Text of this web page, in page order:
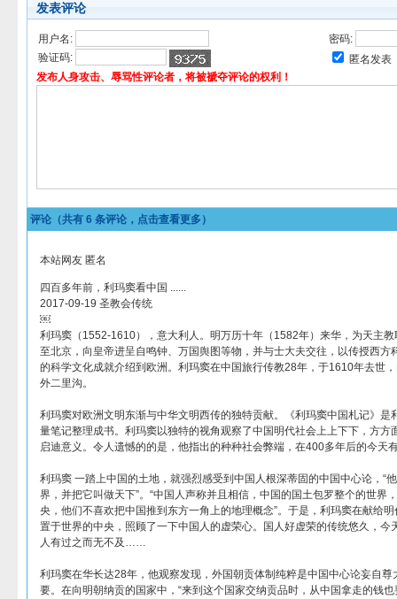
发表评论
用户名:
密码:
验证码:
匿名发表
发布人身攻击、辱骂性评论者，将被褫夺评论的权利！
评论（共有 6 条评论，点击查看更多）
本站网友 匿名
四百多年前，利玛窦看中国 ......
2017-09-19 圣教会传统
￼
利玛窦（1552-1610），意大利人。明万历十年（1582年）来华，为天主
至北京，向皇帝进呈自鸣钟、万国舆图等物，并与士大夫交往，以传授西方
的科学文化成就介绍到欧洲。利玛窦在中国旅行传教28年，于1610年去世
外二里沟。
利玛窦对欧洲文明东渐与中华文明西传的独特贡献。《利玛窦中国札记》是
量笔记整理成书。利玛窦以独特的视角观察了中国明代社会上上下下，方方
启迪意义。令人遗憾的的是，他指出的种种社会弊端，在400多年后的今
利玛窦 一踏上中国的土地，就强烈感受到中国人根深蒂固的中国中心论，“
界，并把它叫做天下”。“中国人声称并且相信，中国的国土包罗整个的世界
央，他们不喜欢把中国推到东方一角上的地理概念”。于是，利玛窦在献给
置于世界的中央，照顾了一下中国人的虚荣心。国人好虚荣的传统悠久，今
人有过之而无不及……
利玛窦在华长达28年，他观察发现，外国朝贡体制纯粹是中国中心论妄自
要。在向明朝纳贡的国家中，“来到这个国家交纳贡品时，从中国拿走的钱